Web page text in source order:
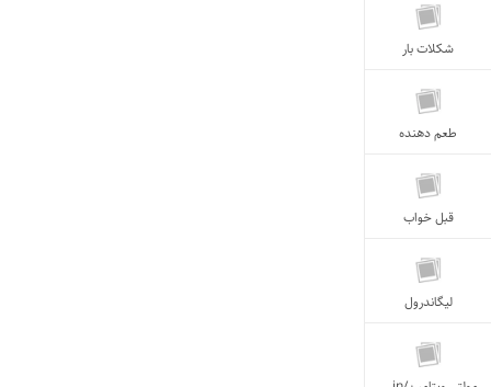
شکلات بار
طعم دهنده
قبل خواب
لیگاندرول